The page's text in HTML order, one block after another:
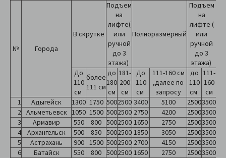
№ Города
В скрутке
Подъем
на
лифте(
или
ручной
до 3
этажа)
Полноразмерный
Подъем
на
лифте (
или
ручной
до 3
этажа)
До
110
см
более
111 см
до
180
см
181-
200
см
До
110
см
111-160 см
,далее по
запросу
до
110
см
111-
160
см
1
Адыгейск 1300 1750 5002500 3400 5100 25003500
2 Альметьевск 1050 1500 5002500 2750 4200 25003500
3
Армавир 550 800 5002500 1650 2750 25003500
4
Архангельск 500 850 5002500 1850 3050 25003500
5
Астрахань 900 1500 5002500 2700 4150 25003500
6
Батайск 550 800 5002500 1650 2750 25003500